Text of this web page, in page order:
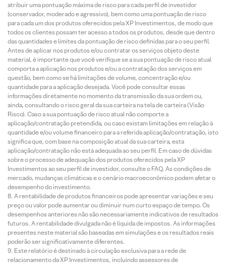
atribuir uma pontuação máxima de risco para cada perfil de investidor
(conservador, moderado e agressivo), bem como uma pontuação de risco
para cada um dos produtos oferecidos pela XP Investimentos, de modo que
todos os clientes possam ter acesso a todos os produtos, desde que dentro
das quantidades e limites da pontuação de risco definidas para o seu perfil.
Antes de aplicar nos produtos e/ou contratar os serviços objeto deste
material, é importante que você verifique se a sua pontuação de risco atual
comporta a aplicação nos produtos e/ou a contratação dos serviços em
questão, bem como se há limitações de volume, concentração e/ou
quantidade para a aplicação desejada. Você pode consultar essas
informações diretamente no momento da transmissão da sua ordem ou,
ainda, consultando o risco geral da sua carteira na tela de carteira (Visão
Risco). Caso a sua pontuação de risco atual não comporte a
aplicação/contratação pretendida, ou caso existam limitações em relação à
quantidade e/ou volume financeiro para a referida aplicação/contratação, isto
significa que, com base na composição atual da sua carteira, esta
aplicação/contratação não está adequada ao seu perfil. Em caso de dúvidas
sobre o processo de adequação dos produtos oferecidos pela XP
Investimentos ao seu perfil de investidor, consulte o FAQ. As condições de
mercado, mudanças climáticas e o cenário macroeconômico podem afetar o
desempenho do investimento.
A rentabilidade de produtos financeiros pode apresentar variações e seu
preço ou valor pode aumentar ou diminuir num curto espaço de tempo. Os
desempenhos anteriores não são necessariamente indicativos de resultados
futuros. A rentabilidade divulgada não é líquida de impostos. As informações
presentes neste material são baseadas em simulações e os resultados reais
poderão ser significativamente diferentes.
Este relatório é destinado à circulação exclusiva para a rede de
relacionamento da XP Investimentos, incluindo assessores de